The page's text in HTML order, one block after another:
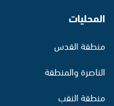
المحليات
منطقة القدس
الناصرة والمنطقة
منطقة النقب